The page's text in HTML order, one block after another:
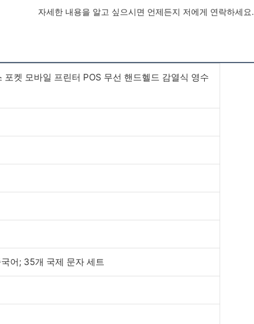
자세한 내용을 알고 싶으시면 언제든지 저에게 연락하세요.
켓 모바일 프린터 POS 무선 핸드헬드 감열식 영수
어; 35개 국제 문자 세트